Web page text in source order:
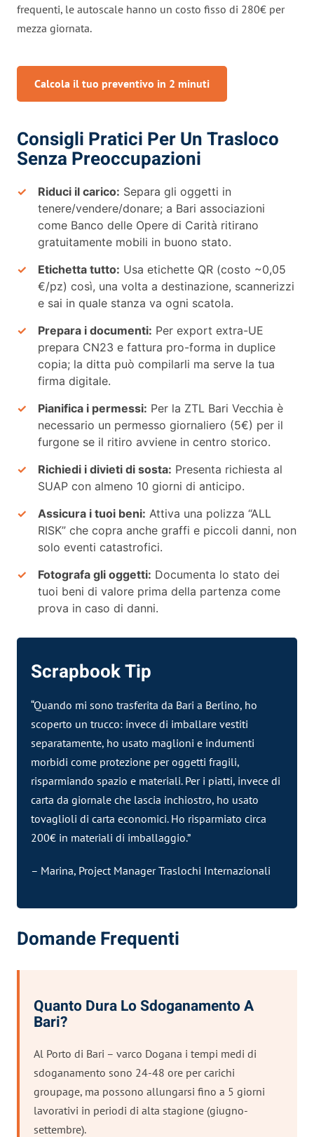
frequenti, le autoscale hanno un costo fisso di 280€ per
mezza giornata.
Calcola il tuo preventivo in 2 minuti
Consigli Pratici Per Un Trasloco
Senza Preoccupazioni
Riduci il carico: Separa gli oggetti in
tenere/vendere/donare; a Bari associazioni
come Banco delle Opere di Carità ritirano
gratuitamente mobili in buono stato.
Etichetta tutto: Usa etichette QR (costo ~0,05
€/pz) così, una volta a destinazione, scannerizzi
e sai in quale stanza va ogni scatola.
Prepara i documenti: Per export extra-UE
prepara CN23 e fattura pro-forma in duplice
copia; la ditta può compilarli ma serve la tua
firma digitale.
Pianifica i permessi: Per la ZTL Bari Vecchia è
necessario un permesso giornaliero (5€) per il
furgone se il ritiro avviene in centro storico.
Richiedi i divieti di sosta: Presenta richiesta al
SUAP con almeno 10 giorni di anticipo.
Assicura i tuoi beni: Attiva una polizza “ALL
RISK” che copra anche graffi e piccoli danni, non
solo eventi catastrofici.
Fotografa gli oggetti: Documenta lo stato dei
tuoi beni di valore prima della partenza come
prova in caso di danni.
Scrapbook Tip
“Quando mi sono trasferita da Bari a Berlino, ho
scoperto un trucco: invece di imballare vestiti
separatamente, ho usato maglioni e indumenti
morbidi come protezione per oggetti fragili,
risparmiando spazio e materiali. Per i piatti, invece di
carta da giornale che lascia inchiostro, ho usato
tovaglioli di carta economici. Ho risparmiato circa
200€ in materiali di imballaggio.”
– Marina, Project Manager Traslochi Internazionali
Domande Frequenti
Quanto Dura Lo Sdoganamento A
Bari?
Al Porto di Bari – varco Dogana i tempi medi di
sdoganamento sono 24-48 ore per carichi
groupage, ma possono allungarsi fino a 5 giorni
lavorativi in periodi di alta stagione (giugno-
settembre).